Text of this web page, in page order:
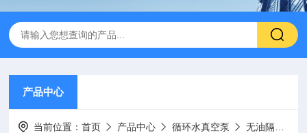
产品中心
当前位置：首页 产品中心 循环水真空泵 无油隔膜真空泵